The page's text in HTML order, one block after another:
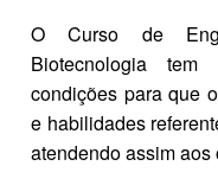
O Curso de
Biotecnologia
condições para que
e habilidades
atendendo assim